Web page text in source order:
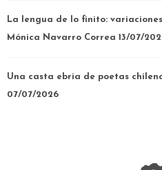
La lengua de lo finito:
Mónica Navarro Correa 13/07/
Una casta ebria de poetas
07/07/2026